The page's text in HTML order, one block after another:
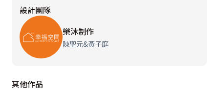
值得一提的是，設計師在設計中充分考慮到女主人的拍照
需求，為家中的每個區域創造別出心裁的端景。在色系的
選擇上，設計師精選出淺粉色和淺奶茶色作為牆面主色，
圍。而餐廳的吊燈更是點睛之筆，水晶切割折射出獨特的
設計團隊
樂沐制作
陳聖元&黃子庭
其他作品